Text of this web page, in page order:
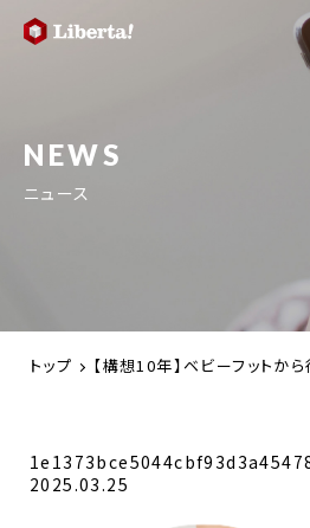
NEWS
ニュース
トップ 【構想10年】ベビーフット
2025.03.25